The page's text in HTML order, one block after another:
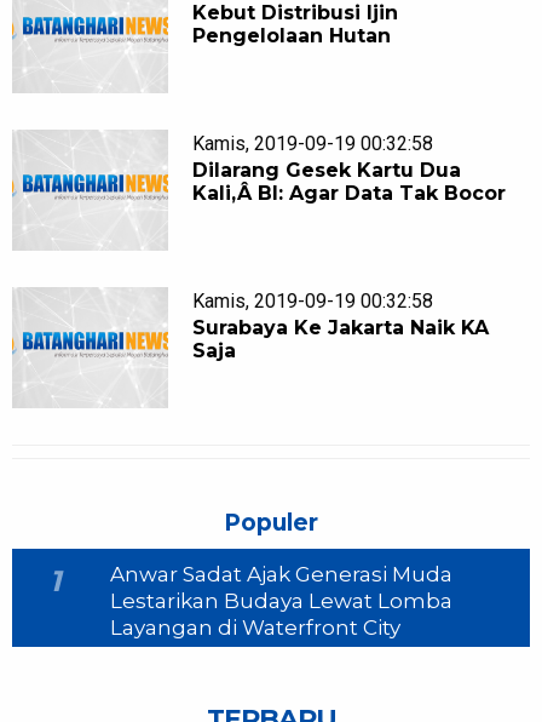
Kebut Distribusi Ijin
Pengelolaan Hutan
Kamis, 2019-09-19 00:32:58
Dilarang Gesek Kartu Dua
Kali,Â BI: Agar Data Tak Bocor
Kamis, 2019-09-19 00:32:58
Surabaya Ke Jakarta Naik KA
Saja
Populer
1
Anwar Sadat Ajak Generasi Muda
Lestarikan Budaya Lewat Lomba
Layangan di Waterfront City